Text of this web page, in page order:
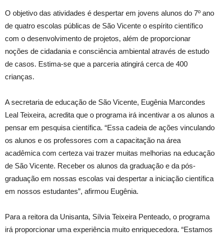
O objetivo das atividades é despertar em jovens alunos do 7º ano
de quatro escolas públicas de São Vicente o espírito científico
com o desenvolvimento de projetos, além de proporcionar
noções de cidadania e consciência ambiental através de estudo
de casos. Estima-se que a parceria atingirá cerca de 400
crianças.
A secretaria de educação de São Vicente, Eugênia Marcondes
Leal Teixeira, acredita que o programa irá incentivar a os alunos a
pensar em pesquisa científica. “Essa cadeia de ações vinculando
os alunos e os professores com a capacitação na área
acadêmica com certeza vai trazer muitas melhorias na educação
de São Vicente. Receber os alunos da graduação e da pós-
graduação em nossas escolas vai despertar a iniciação científica
em nossos estudantes”, afirmou Eugênia.
Para a reitora da Unisanta, Sílvia Teixeira Penteado, o programa
irá proporcionar uma experiência muito enriquecedora. “Estamos